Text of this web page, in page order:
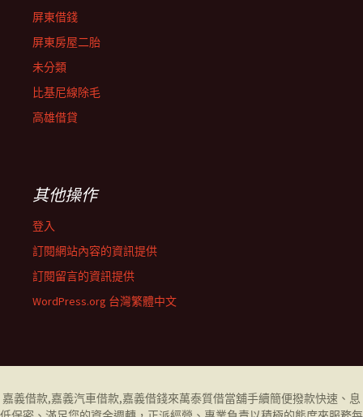
屏東借錢
屏東房屋二胎
未分類
比基尼線除毛
高雄借貸
其他操作
登入
訂閱網站內容的資訊提供
訂閱留言的資訊提供
WordPress.org 台灣繁體中文
嘉義借款,嘉義汽車借款,嘉義借錢來萬泰質借當舖手續簡便撥款快速、息